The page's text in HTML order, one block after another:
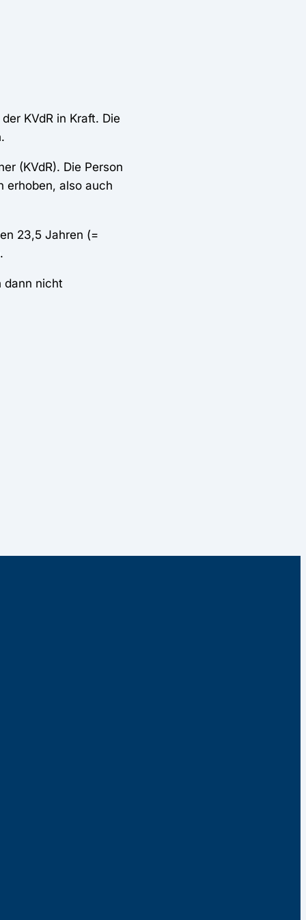
KVdR in Kraft. Die
(KVdR). Die Person
erhoben, also auch
23,5 Jahren (=
dann nicht